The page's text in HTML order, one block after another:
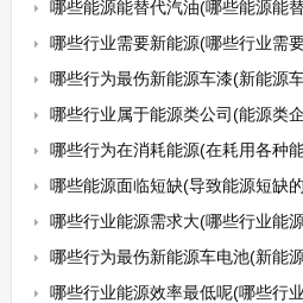
哪些能源能替代汽油(哪些能源能
哪些行业需要新能源(哪些行业需
哪些行为最伤新能源车漆(新能源
哪些行业属于能源类公司(能源类
哪些行为在消耗能源(在耗用各种能
哪些能源面临短缺(导致能源短缺
哪些行业能源需求大(哪些行业能
哪些行为最伤新能源车电池(新能
哪些行业能源效率最低呢(哪些行